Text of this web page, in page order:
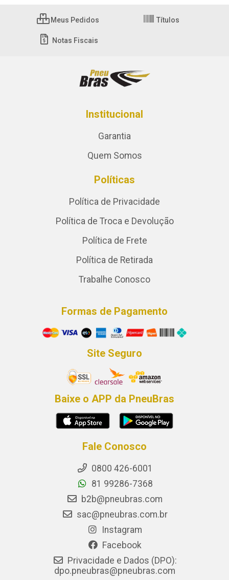
Meus Pedidos Títulos
Notas Fiscais
Institucional
Garantia
Quem Somos
Políticas
Política de Privacidade
Política de Troca e Devolução
Política de Frete
Política de Retirada
Trabalhe Conosco
Formas de Pagamento
Site Seguro
Baixe o APP da PneuBras
Fale Conosco
0800 426-6001
81 99286-7368
b2b@pneubras.com
sac@pneubras.com.br
Instagram
Facebook
Privacidade e Dados (DPO):
dpo.pneubras@pneubras.com